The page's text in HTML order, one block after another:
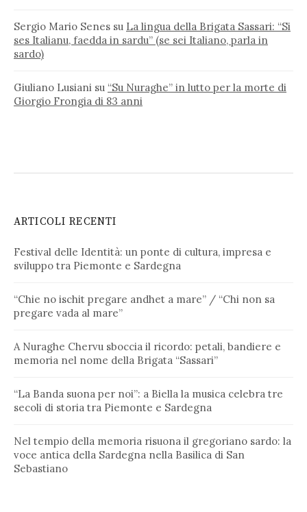
Sergio Mario Senes su La lingua della Brigata Sassari: “Si
ses Italianu, faedda in sardu” (se sei Italiano, parla in
sardo)
Giuliano Lusiani su “Su Nuraghe” in lutto per la morte di
Giorgio Frongia di 83 anni
ARTICOLI RECENTI
Festival delle Identità: un ponte di cultura, impresa e
sviluppo tra Piemonte e Sardegna
“Chie no ischit pregare andhet a mare” / “Chi non sa
pregare vada al mare”
A Nuraghe Chervu sboccia il ricordo: petali, bandiere e
memoria nel nome della Brigata “Sassari”
“La Banda suona per noi”: a Biella la musica celebra tre
secoli di storia tra Piemonte e Sardegna
Nel tempio della memoria risuona il gregoriano sardo: la
voce antica della Sardegna nella Basilica di San
Sebastiano